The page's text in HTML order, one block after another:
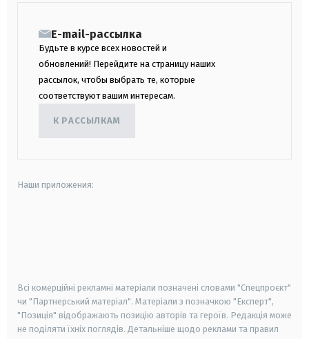
E-mail-рассылка
Будьте в курсе всех новостей и
обновлений! Перейдите на страницу наших
рассылок, чтобы выбрать те, которые
соответствуют вашим интересам.
К РАССЫЛКАМ
Наши приложения:
Всі комерційні рекламні матеріали позначені словами "Спецпроєкт"
чи "Партнерський матеріал". Матеріали з позначкою "Експерт",
"Позиція" відображають позицію авторів та героїв. Редакція може
не поділяти їхніх поглядів. Детальніше щодо реклами та правил